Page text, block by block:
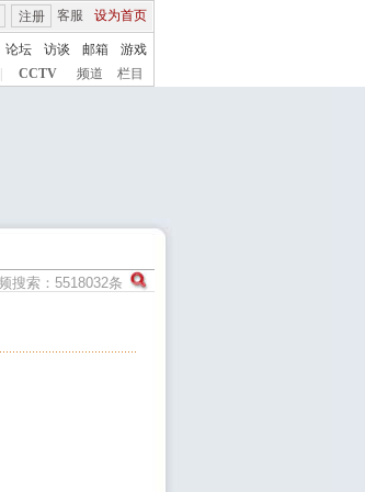
客服 设为首页
注册
论坛 访谈 邮箱
游戏
CCTV 频道 栏目